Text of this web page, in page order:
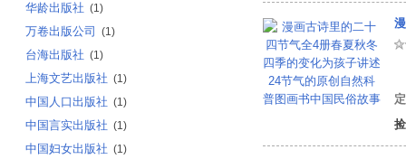
华龄出版社 (1)
万卷出版公司 (1)
台海出版社 (1)
上海文艺出版社 (1)
中国人口出版社 (1)
中国言实出版社 (1)
中国妇女出版社 (1)